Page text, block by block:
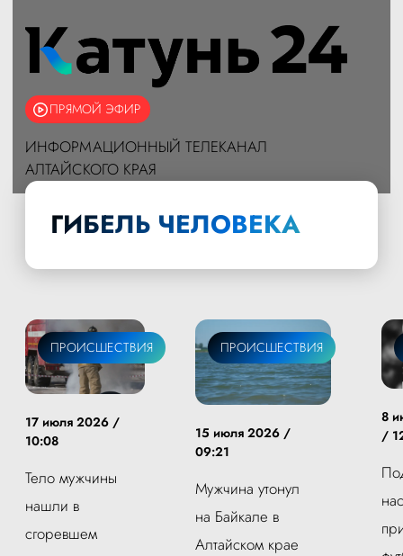
ПРЯМОЙ ЭФИР
ИНФОРМАЦИОННЫЙ ТЕЛЕКАНАЛ
АЛТАЙСКОГО КРАЯ
ГИБЕЛЬ ЧЕЛОВЕКА
ПРОИСШЕСТВИЯ
17 июля 2026 /
10:08
Тело мужчины
нашли в
сгоревшем
ПРОИСШЕСТВИЯ
15 июля 2026 /
09:21
Мужчина утонул
на Байкале в
Алтайском крае
8
/